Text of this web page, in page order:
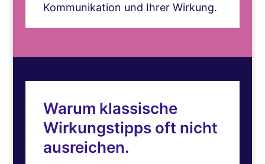
Kommunikation und Ihrer Wirkung.
Warum klassische
Wirkungstipps oft nicht
ausreichen.